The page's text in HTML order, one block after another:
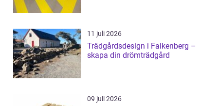
11 juli 2026
Trädgårdsdesign i Falkenberg –
skapa din drömträdgård
09 juli 2026